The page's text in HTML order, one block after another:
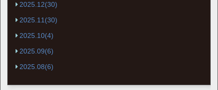
2025.12(30)
2025.11(30)
2025.10(4)
2025.09(6)
2025.08(6)